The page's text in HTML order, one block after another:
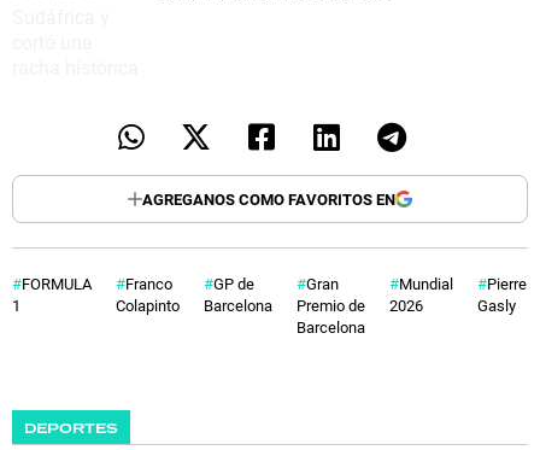
AGREGANOS COMO FAVORITOS EN
FORMULA
1
Franco
Colapinto
GP de
Barcelona
Gran
Premio de
Barcelona
Mundial
2026
Pierre
Gasly
DEPORTES